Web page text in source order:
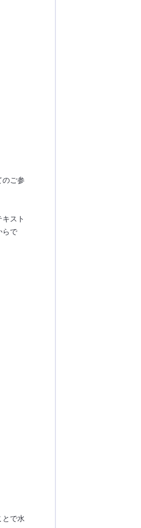
のご参
スト
らで
とで水